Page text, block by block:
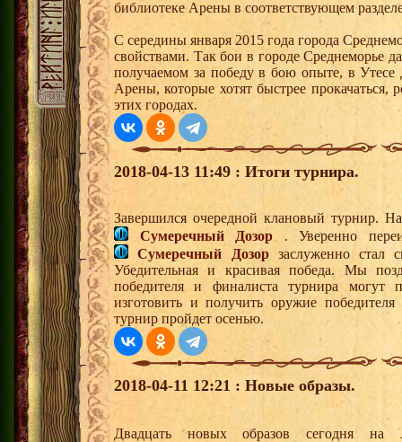
библиотеке Арены в соответствующем
С середины января 2015 года города
свойствами. Так бои в городе Среднеморье
получаемом за победу в бою опыте, в
Арены, которые хотят быстрее прокачаться,
этих городах.
2018-04-13 11:49 : Итоги турнира.
Завершился очередной клановый турнир.
Сумеречный Дозор . Уверенно
Сумеречный Дозорзаслуженно стал
Убедительная и красивая победа. Мы
победителя и финалиста турнира могут
изготовить и получить оружие
турнир пройдет осенью.
2018-04-11 12:21 : Новые образы.
Двадцать новых образов сегодня